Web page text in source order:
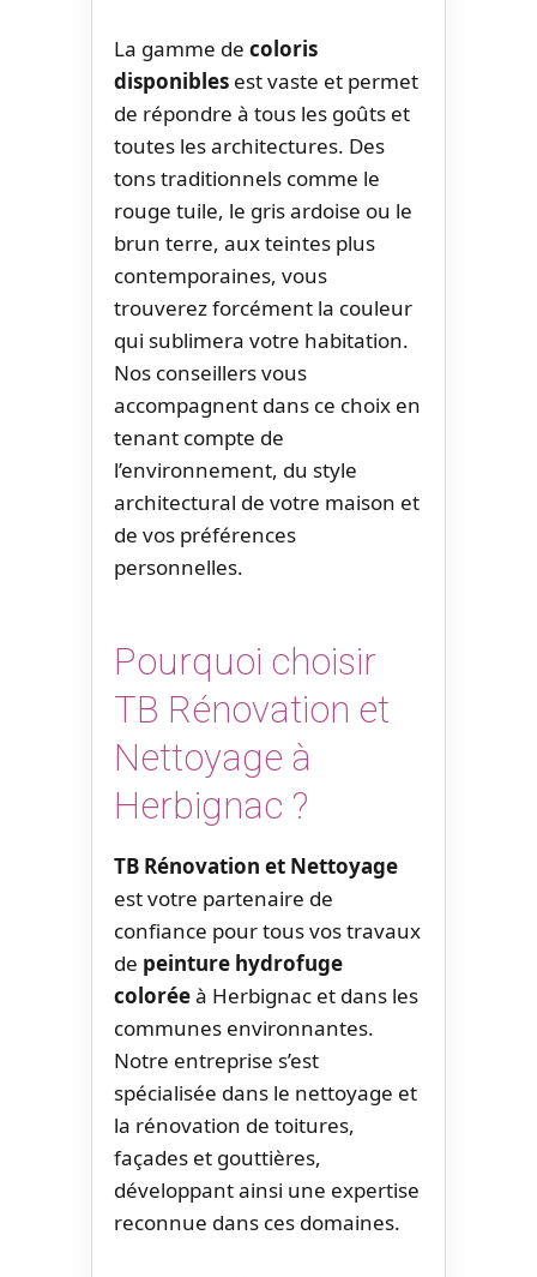
La gamme de coloris
disponibles est vaste et permet
de répondre à tous les goûts et
toutes les architectures. Des
tons traditionnels comme le
rouge tuile, le gris ardoise ou le
brun terre, aux teintes plus
contemporaines, vous
trouverez forcément la couleur
qui sublimera votre habitation.
Nos conseillers vous
accompagnent dans ce choix en
tenant compte de
l’environnement, du style
architectural de votre maison et
de vos préférences
personnelles.
Pourquoi choisir
TB Rénovation et
Nettoyage à
Herbignac ?
TB Rénovation et Nettoyage
est votre partenaire de
confiance pour tous vos travaux
de peinture hydrofuge
coloréeà Herbignac et dans les
communes environnantes.
Notre entreprise s’est
spécialisée dans le nettoyage et
la rénovation de toitures,
façades et gouttières,
développant ainsi une expertise
reconnue dans ces domaines.